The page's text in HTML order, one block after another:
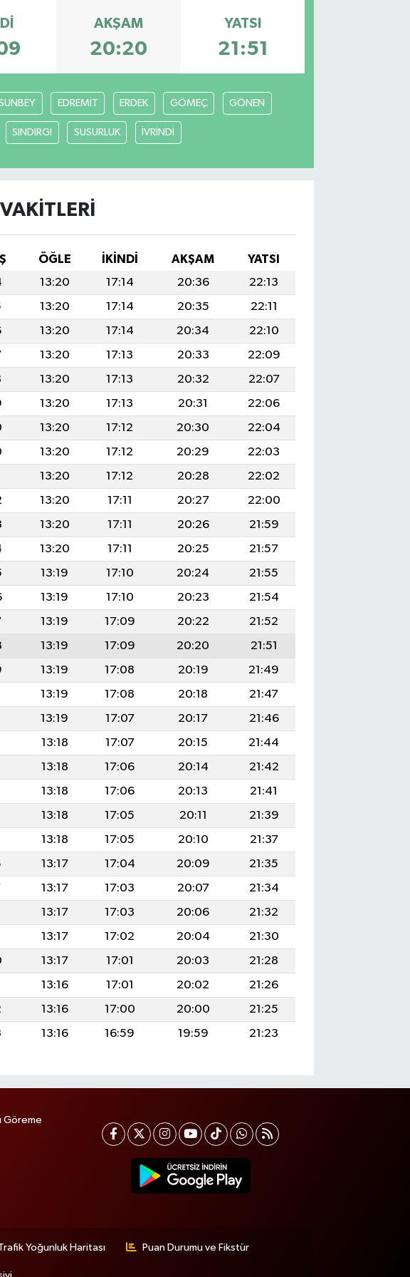
AKŞAM
20:20
YATSI
21:51
EDREMİT ERDEK GÖMEÇ GÖNEN
SINDIRGI SUSURLUK İVRİNDİ
ÖĞLE İKINDI AKŞAM
YATSI
13:20 17:14 20:36
22:13
13:20 17:14 20:35
22:11
13:20 17:14 20:34
22:10
13:20 17:13 20:33
22:09
13:20 17:13 20:32
22:07
13:20 17:13 20:31
22:06
13:20 17:12 20:30
22:04
13:20 17:12 20:29
22:03
13:20 17:12 20:28
22:02
13:20 17:11 20:27
22:00
13:20 17:11 20:26
21:59
13:20 17:11 20:25
21:57
13:19 17:10 20:24
21:55
13:19 17:10 20:23
21:54
13:19 17:09 20:22
21:52
13:19 17:09 20:20
21:51
13:19 17:08 20:19
21:49
13:19 17:08 20:18
21:47
13:19 17:07 20:17
21:46
13:18 17:07 20:15
21:44
13:18 17:06 20:14
21:42
13:18 17:06 20:13
21:41
13:18 17:05 20:11
21:39
13:18 17:05 20:10
21:37
13:17 17:04 20:09
21:35
13:17 17:03 20:07
21:34
13:17 17:03 20:06
21:32
13:17 17:02 20:04
21:30
13:17 17:01 20:03
21:28
13:16 17:01 20:02
21:26
13:16 17:00 20:00
21:25
13:16 16:59 19:59 21:23
Göreme
Yoğunluk Haritası Puan Durumu ve Fikstür